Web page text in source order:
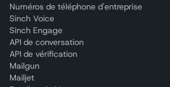
Numéros de téléphone d'entreprise
Sinch Voice
Sinch Engage
API de conversation
API de vérification
Mailgun
Mailjet